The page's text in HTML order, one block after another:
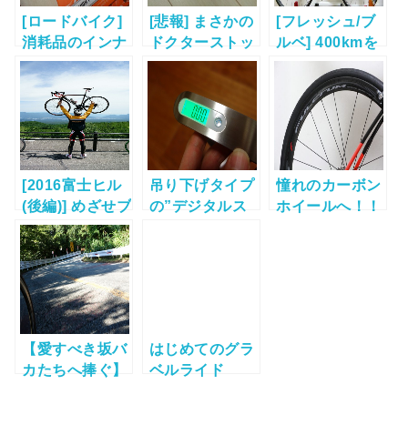
[ロードバイク]
消耗品のインナ
ーケーブルとサ
イスポ購入。
[悲報] まさかの
ドクターストッ
プ!? “若狭路セ
ンチュリーライ
ド2014” DNS
に！
[フレッシュ/ブ
ルベ] 400kmを
走ったときの装
備や荷物の取り
回しについて
[2016富士ヒル
(後編)] めざせブ
ロンズ！「第13
回 Mt.富士ヒル
クライム」を走
る!!
吊り下げタイプ
の”デジタルス
憧れのカーボン
ホイールへ！！
【愛すべき坂バ
カたちへ捧ぐ】
はじめてのグラ
ベルライド